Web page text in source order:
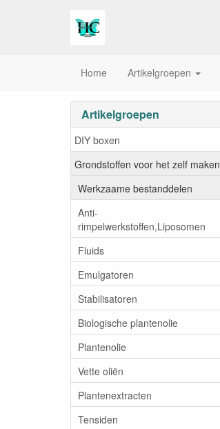
Home Artikelgroepen
Artikelgroepen
DIY boxen
Grondstoffen voor het zelf maken
Werkzaame bestanddelen
Anti-
rimpelwerkstoffen,Liposomen
Fluids
Emulgatoren
Stabilisatoren
Biologische plantenolie
Plantenolie
Vette oliën
Plantenextracten
Tensiden